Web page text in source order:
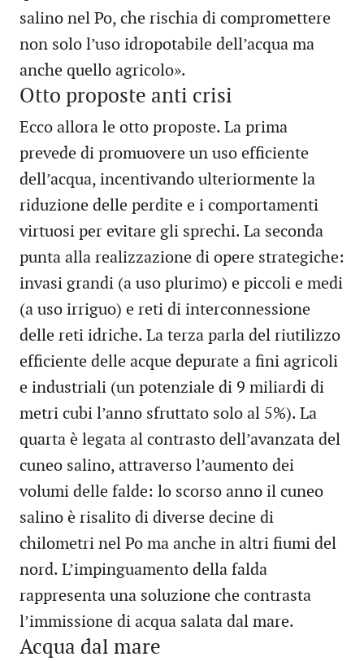
salino nel Po, che rischia di compromettere
non solo l’uso idropotabile dell’acqua ma
anche quello agricolo».
Otto proposte anti crisi
Ecco allora le otto proposte. La prima
prevede di promuovere un uso efficiente
dell’acqua, incentivando ulteriormente la
riduzione delle perdite e i comportamenti
virtuosi per evitare gli sprechi. La seconda
punta alla realizzazione di opere strategiche:
invasi grandi (a uso plurimo) e piccoli e medi
(a uso irriguo) e reti di interconnessione
delle reti idriche. La terza parla del riutilizzo
efficiente delle acque depurate a fini agricoli
e industriali (un potenziale di 9 miliardi di
metri cubi l’anno sfruttato solo al 5%). La
quarta è legata al contrasto dell’avanzata del
cuneo salino, attraverso l’aumento dei
volumi delle falde: lo scorso anno il cuneo
salino è risalito di diverse decine di
chilometri nel Po ma anche in altri fiumi del
nord. L’impinguamento della falda
rappresenta una soluzione che contrasta
l’immissione di acqua salata dal mare.
Acqua dal mare